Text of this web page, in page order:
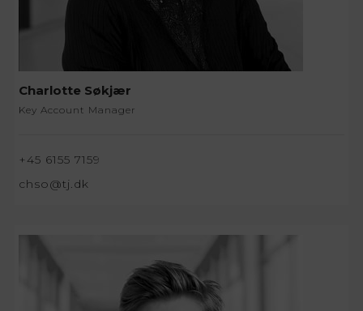
Charlotte Søkjær
Key Account Manager
+45 6155 7159
chso@tj.dk